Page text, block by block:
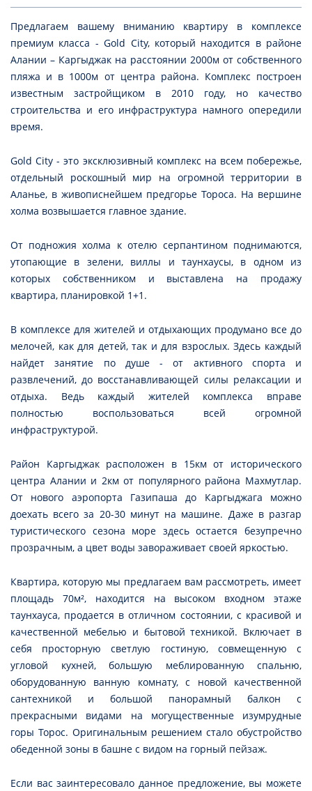
Предлагаем вашему вниманию квартиру в комплексе
премиум класса - Gold City, который находится в районе
Алании – Каргыджак на расстоянии 2000м от собственного
пляжа и в 1000м от центра района. Комплекс построен
известным застройщиком в 2010 году, но качество
строительства и его инфраструктура намного опередили
время.
Gold Сity - это эксклюзивный комплекс на всем побережье,
отдельный роскошный мир на огромной территории в
Аланье, в живописнейшем предгорье Тороса. На вершине
холма возвышается главное здание.
От подножия холма к отелю серпантином поднимаются,
утопающие в зелени, виллы и таунхаусы, в одном из
которых собственником и выставлена на продажу
квартира, планировкой 1+1.
В комплексе для жителей и отдыхающих продумано все до
мелочей, как для детей, так и для взрослых. Здесь каждый
найдет занятие по душе - от активного спорта и
развлечений, до восстанавливающей силы релаксации и
отдыха. Ведь каждый жителей комплекса вправе
полностью воспользоваться всей огромной
инфраструктурой.
Район Каргыджак расположен в 15км от исторического
центра Алании и 2км от популярного района Махмутлар.
От нового аэропорта Газипаша до Каргыджага можно
доехать всего за 20-30 минут на машине. Даже в разгар
туристического сезона море здесь остается безупречно
прозрачным, а цвет воды завораживает своей яркостью.
Квартира, которую мы предлагаем вам рассмотреть, имеет
площадь 70м², находится на высоком входном этаже
таунхауса, продается в отличном состоянии, с красивой и
качественной мебелью и бытовой техникой. Включает в
себя просторную светлую гостиную, совмещенную с
угловой кухней, большую меблированную спальню,
оборудованную ванную комнату, с новой качественной
сантехникой и большой панорамный балкон с
прекрасными видами на могущественные изумрудные
горы Торос. Оригинальным решением стало обустройство
обеденной зоны в башне с видом на горный пейзаж.
Если вас заинтересовало данное предложение, вы можете